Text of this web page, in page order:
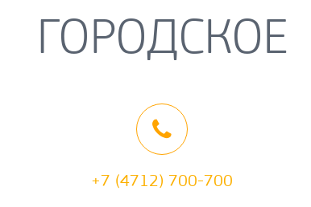
ГОРОДСКОЕ
+7 (4712) 700-700